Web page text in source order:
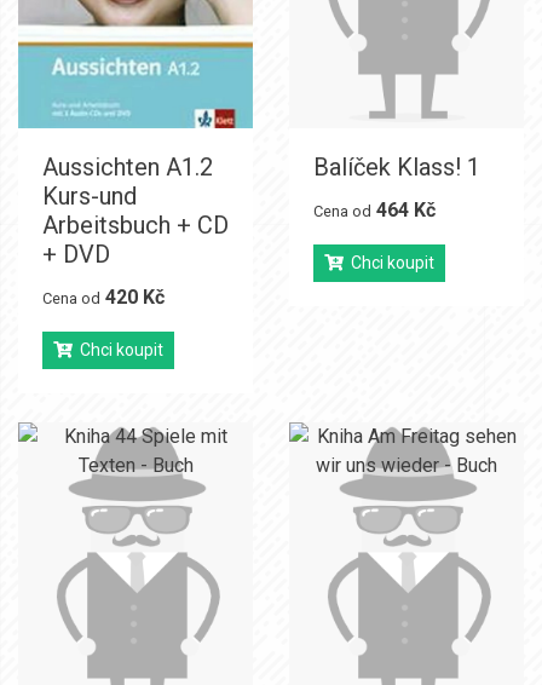
Aussichten A1.2
Kurs-und
Arbeitsbuch + CD
+ DVD
Cena od 420 Kč
Chci koupit
Balíček Klass! 1
Cena od 464 Kč
Chci koupit